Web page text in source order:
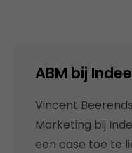
ABM bij
Vincent
Marketing bij
een case toe te